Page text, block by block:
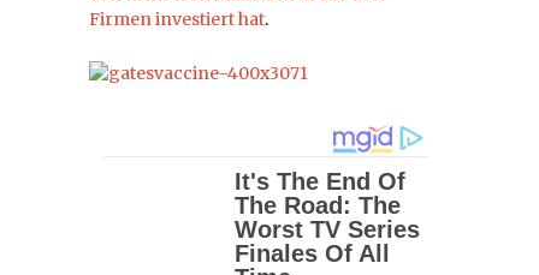
Firmen investiert hat.